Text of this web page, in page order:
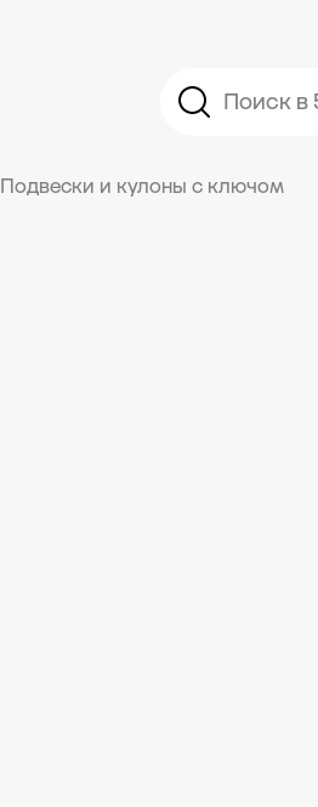
Поиск в
Подвески и кулоны с ключом